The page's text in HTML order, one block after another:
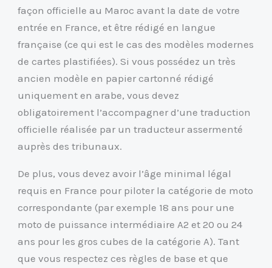
façon officielle au Maroc avant la date de votre
entrée en France, et être rédigé en langue
française (ce qui est le cas des modèles modernes
de cartes plastifiées). Si vous possédez un très
ancien modèle en papier cartonné rédigé
uniquement en arabe, vous devez
obligatoirement l’accompagner d’une traduction
officielle réalisée par un traducteur assermenté
auprès des tribunaux.
De plus, vous devez avoir l’âge minimal légal
requis en France pour piloter la catégorie de moto
correspondante (par exemple 18 ans pour une
moto de puissance intermédiaire A2 et 20 ou 24
ans pour les gros cubes de la catégorie A). Tant
que vous respectez ces règles de base et que